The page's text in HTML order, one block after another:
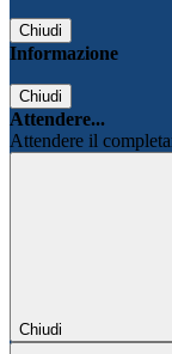
Chiudi
Informazione
Chiudi
Attendere...
Attendere il
Chiudi